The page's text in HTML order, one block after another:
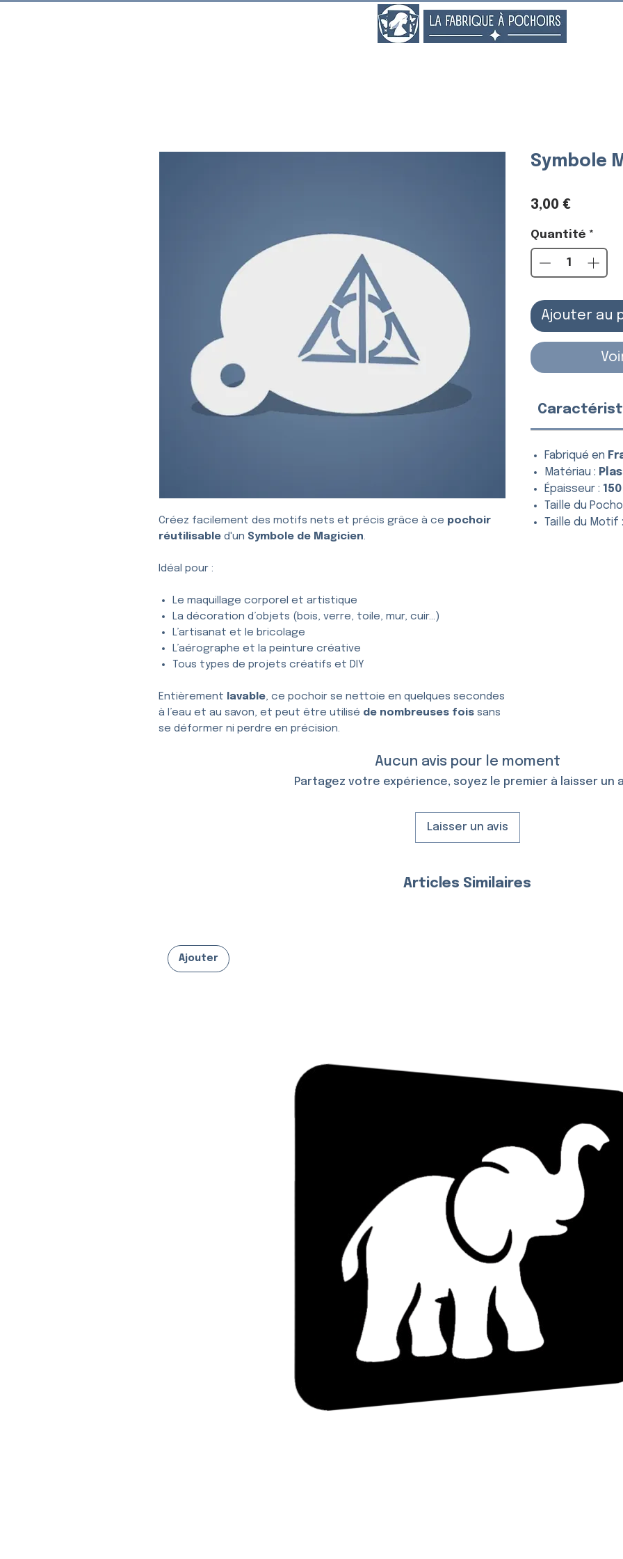
Créez facilement des motifs nets et précis grâce à ce pochoir
réutilisable d'un Symbole de Magicien.
Idéal pour :
Le maquillage corporel et artistique
La décoration d’objets (bois, verre, toile, mur, cuir…)
L’artisanat et le bricolage
L’aérographe et la peinture créative
Tous types de projets créatifs et DIY
Entièrement lavable, ce pochoir se nettoie en quelques secondes
à l’eau et au savon, et peut être utilisé de nombreuses foissans
se déformer ni perdre en précision.
Symbole
3,00 €Prix
Quantité *
Ajouter au
Fabriqué en
Matériau :
Épaisseur :
Taille du
Taille du Motif
Aucun avis pour le moment
Partagez votre expérience, soyez le premier à laisser un
Laisser un avis
Articles Similaires
Ajouter